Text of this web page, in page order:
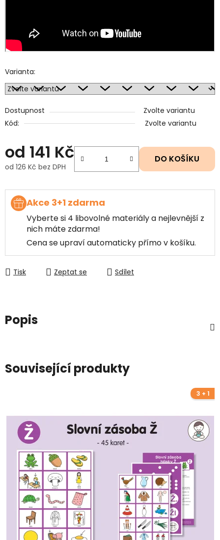
Varianta:
Dostupnost
Zvolte variantu
Kód:
Zvolte variantu
od 141 Kč
od 126 Kč bez DPH
DO KOŠÍKU
Akce 3+1 zdarma
Vyberte si 4 libovolné materiály a nejlevnější z
nich máte zdarma!
Cena se upraví automaticky přímo v košíku.
Tisk Zeptat se Sdílet
Popis
Související produkty
3 + 1